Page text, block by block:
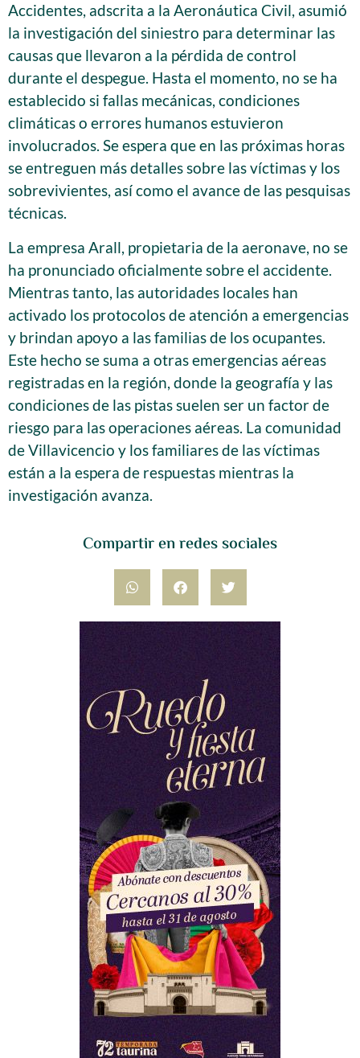
Compartir en redes sociales
Accidentes, adscrita a la Aeronáutica Civil, asumió
la investigación del siniestro para determinar las
causas que llevaron a la pérdida de control
durante el despegue. Hasta el momento, no se ha
establecido si fallas mecánicas, condiciones
climáticas o errores humanos estuvieron
involucrados. Se espera que en las próximas horas
se entreguen más detalles sobre las víctimas y los
sobrevivientes, así como el avance de las pesquisas
técnicas.
La empresa Arall, propietaria de la aeronave, no se
ha pronunciado oficialmente sobre el accidente.
Mientras tanto, las autoridades locales han
activado los protocolos de atención a emergencias
y brindan apoyo a las familias de los ocupantes.
Este hecho se suma a otras emergencias aéreas
registradas en la región, donde la geografía y las
condiciones de las pistas suelen ser un factor de
riesgo para las operaciones aéreas. La comunidad
de Villavicencio y los familiares de las víctimas
están a la espera de respuestas mientras la
investigación avanza.